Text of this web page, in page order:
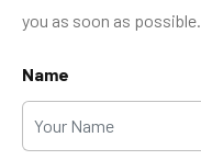
you as soon as possible.
Name